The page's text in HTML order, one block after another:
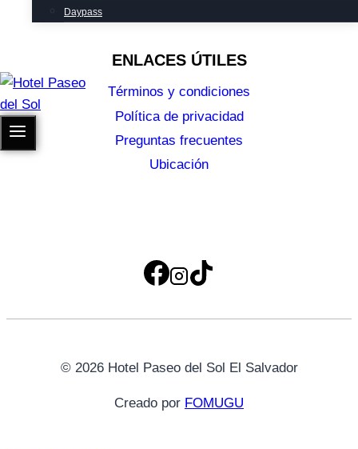
Daypass
ENLACES ÚTILES
Términos y condiciones
Política de privacidad
Preguntas frecuentes
Ubicación
© 2026 Hotel Paseo del Sol El Salvador
Creado por FOMUGU